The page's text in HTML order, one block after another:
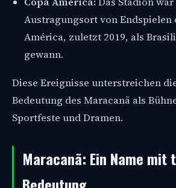
Austragungsort von Endspielen
América, zuletzt 2019, als
gewann.
Diese Ereignisse unterstreichen
Bedeutung des Maracanã als
Sportfeste und Dramen.
Maracanã: Ein Name